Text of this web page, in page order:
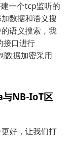
一个tcp监听的
数据和语义搜
语义搜索，我
接口进行
数据加密采用
与NB-IoT区
好，让我们打